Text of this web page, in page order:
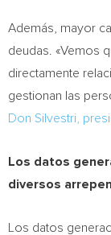
Además, mayor
deudas. «Vemos
directamente
gestionan las
Don Silvestri,
Los datos
diversos
Los datos